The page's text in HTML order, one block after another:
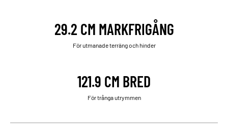
29.2 CM MARKFRIGÅNG
För utmanade terräng och hinder
121.9 CM BRED
För trånga utrymmen